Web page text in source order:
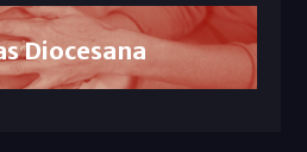
Diocesana